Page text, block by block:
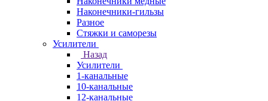
Наконечники-гильзы
Разное
Стяжки и саморезы
Усилители
Назад
Усилители
1-канальные
10-канальные
12-канальные